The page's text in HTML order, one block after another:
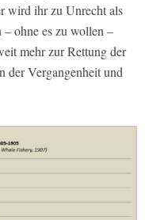
wird ihr zu Unrecht als
ohne es zu wollen –
mehr zur Rettung der
der Vergangenheit und